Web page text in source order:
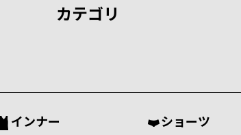
カテゴリ
インナー ショーツ